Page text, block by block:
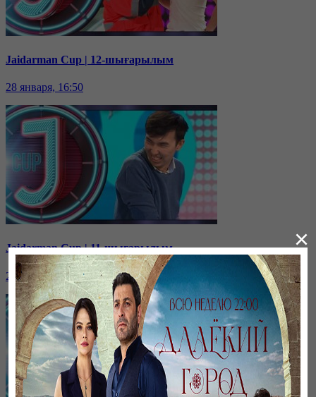
Jaidarman Cup | 12-шығарылым
28 января, 16:50
Jaidarman Cup | 11-шығарылым
28 января, 16:47
×